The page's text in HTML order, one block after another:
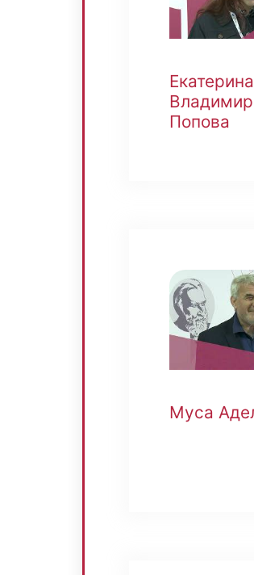
Екатерина
Попова
Муса